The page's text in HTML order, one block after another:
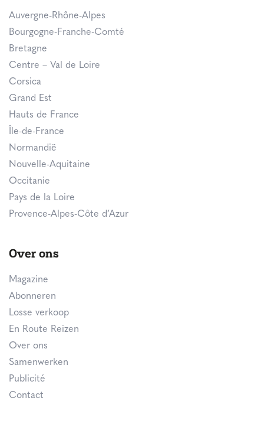
Auvergne-Rhône-Alpes
Bourgogne-Franche-Comté
Bretagne
Centre – Val de Loire
Corsica
Grand Est
Hauts de France
Île-de-France
Normandië
Nouvelle-Aquitaine
Occitanie
Pays de la Loire
Provence-Alpes-Côte d’Azur
Over ons
Magazine
Abonneren
Losse verkoop
En Route Reizen
Over ons
Samenwerken
Publicité
Contact